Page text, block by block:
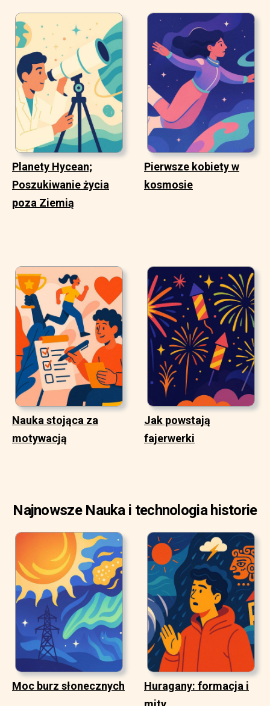
Planety Hycean;
Poszukiwanie życia
poza Ziemią
Pierwsze kobiety w
kosmosie
Nauka stojąca za
motywacją
Jak powstają
fajerwerki
Najnowsze Nauka i technologia historie
Moc burz słonecznych
Huragany: formacja i